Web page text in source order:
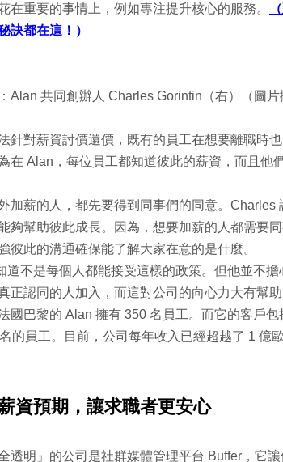
在重要的事情上，例如專注提升核心的服務。
訣都在這！）
Alan 共同創辦人 Charles Gorintin（右）（圖片
針對薪資討價還價，既有的員工在想要離職時
在 Alan，每位員工都知道彼此的薪資，而且他
加薪的人，都先要得到同事們的同意。Charles
夠幫助彼此成長。因為，想要加薪的人都需要
彼此的溝通確保能了解大家在意的是什麼。
道不是每個人都能接受這樣的政策。但他並不
正認同的人加入，而這對公司的向心力大有幫助
國巴黎的 Alan 擁有 350 名員工。而它的客戶
的員工。目前，公司每年收入已經超越了 1 億歐
資預期，讓求職者更安心
透明」的公司是社群媒體管理平台 Buffer，它